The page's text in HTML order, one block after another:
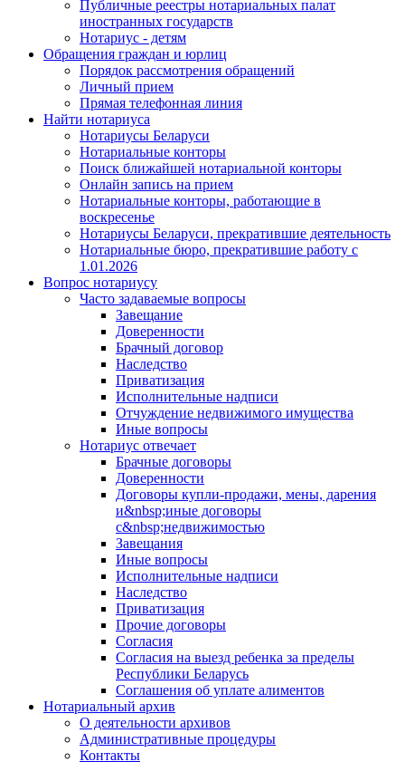
Публичные реестры нотариальных палат
иностранных государств
Нотариус - детям
Обращения граждан и юрлиц
Порядок рассмотрения обращений
Личный прием
Прямая телефонная линия
Найти нотариуса
Нотариусы Беларуси
Нотариальные конторы
Поиск ближайшей нотариальной конторы
Онлайн запись на прием
Нотариальные конторы, работающие в
воскресенье
Нотариусы Беларуси, прекратившие деятельность
Нотариальные бюро, прекратившие работу с
1.01.2026
Вопрос нотариусу
Часто задаваемые вопросы
Завещание
Доверенности
Брачный договор
Наследство
Приватизация
Исполнительные надписи
Отчуждение недвижимого имущества
Иные вопросы
Нотариус отвечает
Брачные договоры
Доверенности
Договоры купли-продажи, мены, дарения
и&nbsp;иные договоры
с&nbsp;недвижимостью
Завещания
Иные вопросы
Исполнительные надписи
Наследство
Приватизация
Прочие договоры
Согласия
Согласия на выезд ребенка за пределы
Республики Беларусь
Соглашения об уплате алиментов
Нотариальный архив
О деятельности архивов
Административные процедуры
Контакты